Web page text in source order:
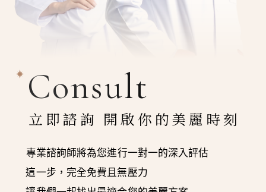
Consult
立即諮詢 開啟你的美麗時刻
專業諮詢師將為您進行一對一的深入評估
這一步，完全免費且無壓力